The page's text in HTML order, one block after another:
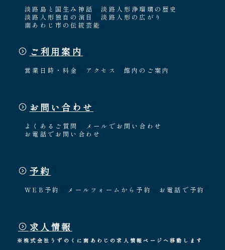
淡路島と国生み神話
淡路人形浄瑠璃の歴史
淡路人形独自の演目
淡路人形の広がり
南あわじ市の伝統芸能
ご利用案内
営業日時・料金 アクセス 館内のご案内
お問い合わせ
よくあるご質問
メールでお問い合わせ
お電話でお問い合わせ
予約
WEB予約 メールフォームから予約 お電話で予約
求人情報
※株式会社うずのくに南あわじの求人情報ページへ移動します